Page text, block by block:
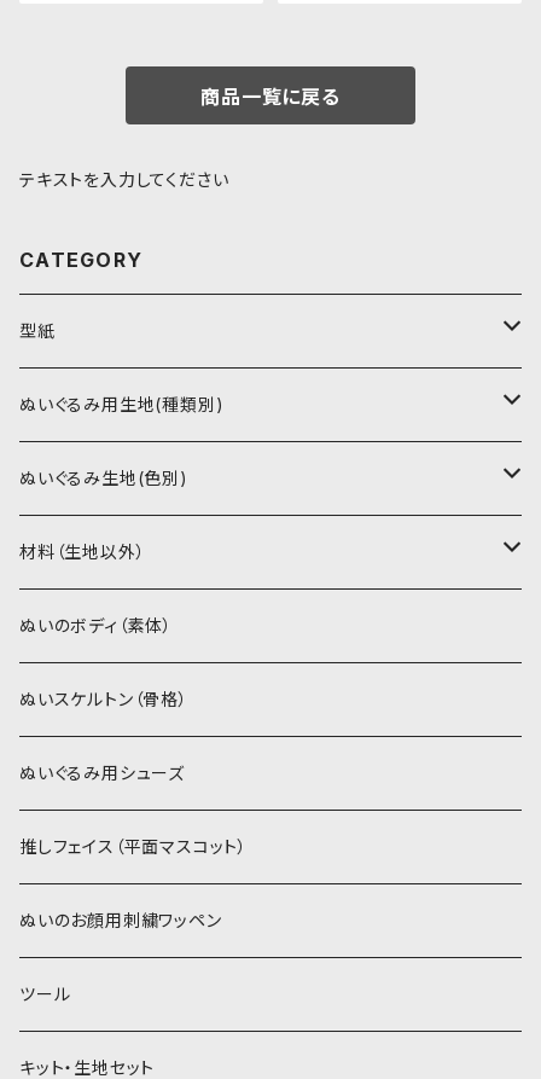
商品一覧に戻る
テキストを入力してください
CATEGORY
型紙
書籍（紙の本）
PDFデータ（ダウンロード）
ぬいぐるみ用生地(種類別)
ソフトボア（短毛）
ソフトボア（5mm）
ぬいトリコット
スキンカラー生地
カーリーベルボア
パウダーボア（4mm）
ウィッグボア（8cm）
ぬいぐるみ生地(色別)
ソフトボア
スキンカラー系
白系
緑系
黄色・クリーム系
ぬいトリコット
スキンカラー系
白系
緑系
材料（生地以外）
アイロン接着シート
ステッチカラー
ミニワッペン
リボン
ぬいのボディ（素体）
ぬいスケルトン（骨格）
ぬいぐるみ用シューズ
推しフェイス（平面マスコット）
ぬいのお顔用刺繍ワッペン
ツール
キット・生地セット